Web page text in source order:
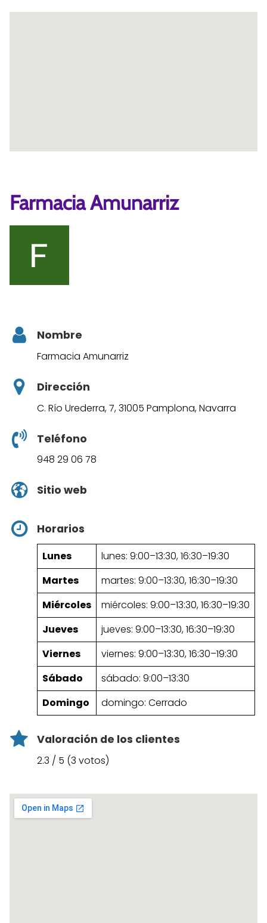
Farmacia Amunarriz
Nombre
Farmacia Amunarriz
Dirección
C. Río Urederra, 7, 31005 Pamplona, Navarra
Teléfono
948 29 06 78
Sitio web
Horarios
Lunes
lunes: 9:00–13:30, 16:30–19:30
Martes
martes: 9:00–13:30, 16:30–19:30
Miércoles
miércoles: 9:00–13:30, 16:30–19:30
Jueves
jueves: 9:00–13:30, 16:30–19:30
Viernes
viernes: 9:00–13:30, 16:30–19:30
Sábado
sábado: 9:00–13:30
Domingo
domingo: Cerrado
Valoración de los clientes
2.3 / 5 (3 votos)